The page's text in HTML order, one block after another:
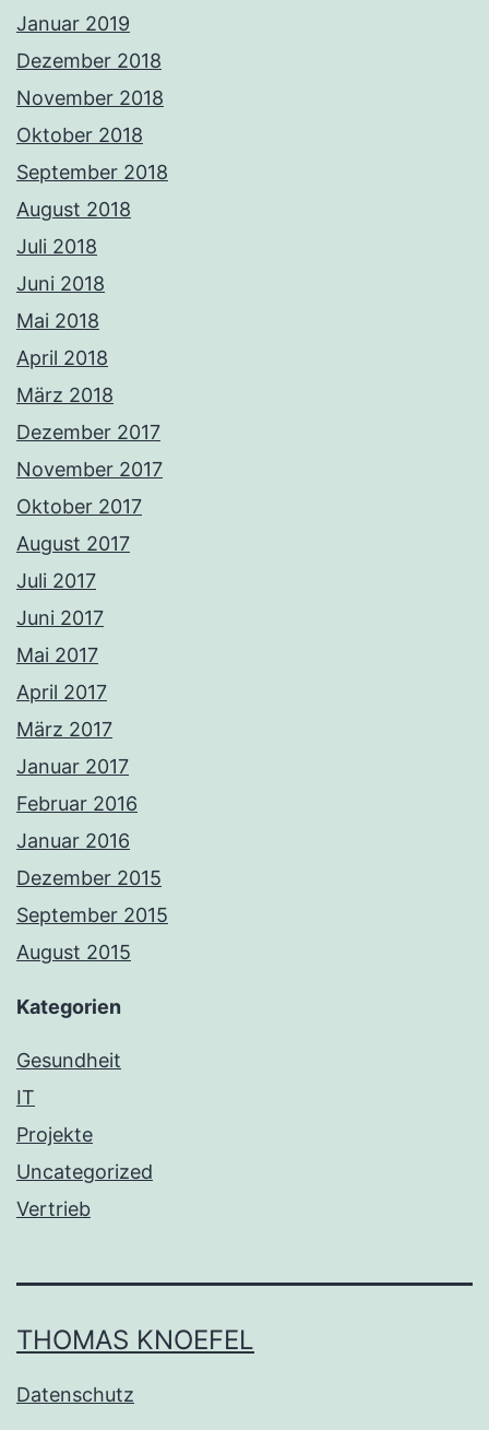
Januar 2019
Dezember 2018
November 2018
Oktober 2018
September 2018
August 2018
Juli 2018
Juni 2018
Mai 2018
April 2018
März 2018
Dezember 2017
November 2017
Oktober 2017
August 2017
Juli 2017
Juni 2017
Mai 2017
April 2017
März 2017
Januar 2017
Februar 2016
Januar 2016
Dezember 2015
September 2015
August 2015
Kategorien
Gesundheit
IT
Projekte
Uncategorized
Vertrieb
THOMAS KNOEFEL
Datenschutz